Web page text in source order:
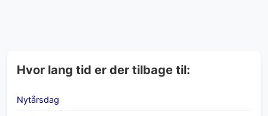
Hvor lang tid er der tilbage til:
Nytårsdag